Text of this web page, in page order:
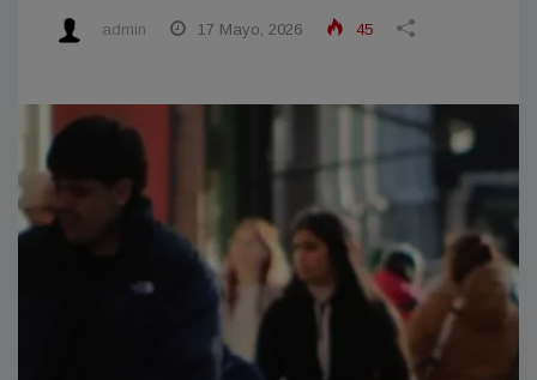
admin 17 Mayo, 2026 45